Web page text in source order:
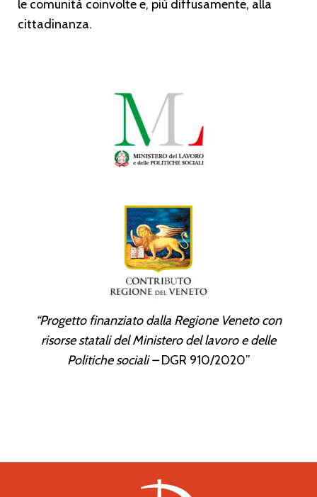
le comunità coinvolte e, più diffusamente, alla
cittadinanza.
“Progetto finanziato dalla Regione Veneto con
risorse statali del Ministero del lavoro e delle
Politiche sociali –DGR 910/2020”